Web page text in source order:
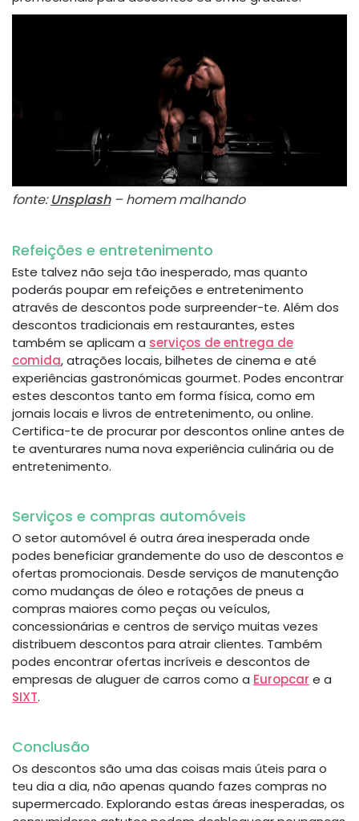
fonte:Unsplash– homem malhando
Refeições e entretenimento
Este talvez não seja tão inesperado, mas quanto
poderás poupar em refeições e entretenimento
através de descontos pode surpreender-te. Além dos
descontos tradicionais em restaurantes, estes
também se aplicam a serviços de entrega de
comida, atrações locais, bilhetes de cinema e até
experiências gastronómicas gourmet. Podes encontrar
estes descontos tanto em forma física, como em
jornais locais e livros de entretenimento, ou online.
Certifica-te de procurar por descontos online antes de
te aventurares numa nova experiência culinária ou de
entretenimento.
Serviços e compras automóveis
O setor automóvel é outra área inesperada onde
podes beneficiar grandemente do uso de descontos e
ofertas promocionais. Desde serviços de manutenção
como mudanças de óleo e rotações de pneus a
compras maiores como peças ou veículos,
concessionárias e centros de serviço muitas vezes
distribuem descontos para atrair clientes. Também
podes encontrar ofertas incríveis e descontos de
empresas de aluguer de carros como a Europcar e a
SIXT.
Conclusão
Os descontos são uma das coisas mais úteis para o
teu dia a dia, não apenas quando fazes compras no
supermercado. Explorando estas áreas inesperadas, os